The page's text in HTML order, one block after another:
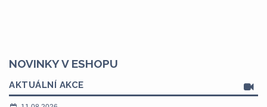
NOVINKY V ESHOPU
AKTUÁLNÍ AKCE